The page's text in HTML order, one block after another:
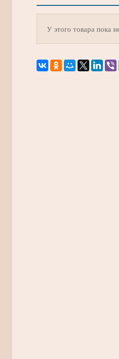
У этого товара пока